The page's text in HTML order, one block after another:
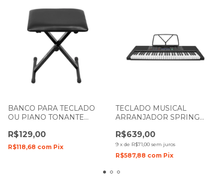
BANCO PARA TECLADO
OU PIANO TONANTE
R$129,00
R$118,68 com Pix
TECLADO MUSICAL
ARRANJADOR SPRING
TECLAS
R$639,00
9 x de R$71,00 sem juros
R$587,88 com Pix